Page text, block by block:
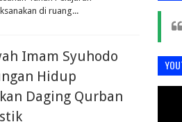
di ruang...
Imam Syuhodo
Hidup
Daging Qurban